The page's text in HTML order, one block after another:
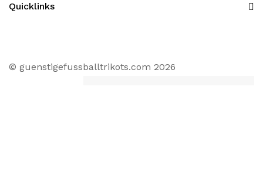
Quicklinks
© guenstigefussballtrikots.com 2026